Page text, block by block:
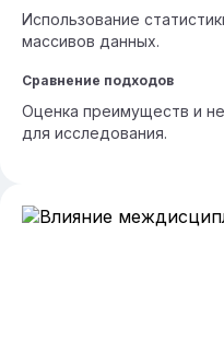
Использование
массивов данных.
Сравнение подходов
Оценка преимуществ и
для исследования.